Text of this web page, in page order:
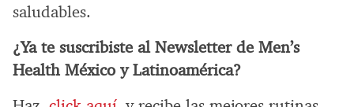
saludables.
¿Ya te suscribiste al Newsletter de Men’s
Health México y Latinoamérica?